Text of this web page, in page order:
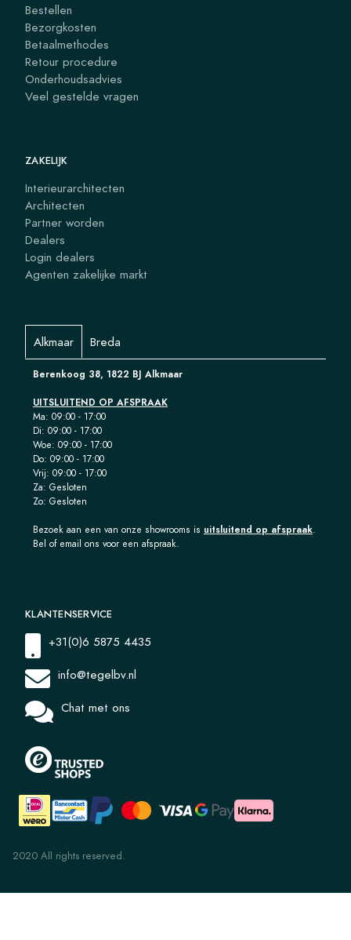
Bestellen
Bezorgkosten
Betaalmethodes
Retour procedure
Onderhoudsadvies
Veel gestelde vragen
ZAKELIJK
Interieurarchitecten
Architecten
Partner worden
Dealers
Login dealers
Agenten zakelijke markt
Alkmaar Breda
Berenkoog 38, 1822 BJ Alkmaar
UITSLUITEND OP AFSPRAAK
Ma: 09:00 - 17:00
Di: 09:00 - 17:00
Woe: 09:00 - 17:00
Do: 09:00 - 17:00
Vrij: 09:00 - 17:00
Za: Gesloten
Zo: Gesloten
Bezoek aan een van onze showrooms is uitsluitend op afspraak.
Bel of email ons voor een afspraak.
KLANTENSERVICE
+31(0)6 5875 4435
info@tegelbv.nl
Chat met ons
2020 All rights reserved.